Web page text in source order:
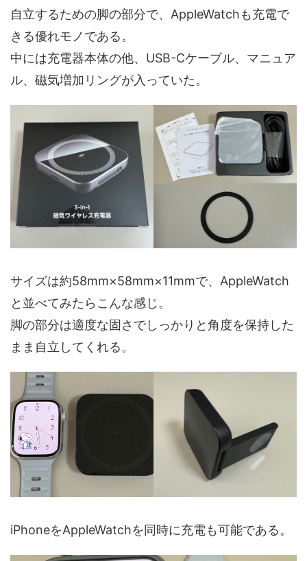
自立するための脚の部分で、AppleWatchも充電で
きる優れモノである。
中には充電器本体の他、USB-Cケーブル、マニュア
ル、磁気増加リングが入っていた。
サイズは約58mm×58mm×11mmで、AppleWatch
と並べてみたらこんな感じ。
脚の部分は適度な固さでしっかりと角度を保持した
まま自立してくれる。
iPhoneをAppleWatchを同時に充電も可能である。